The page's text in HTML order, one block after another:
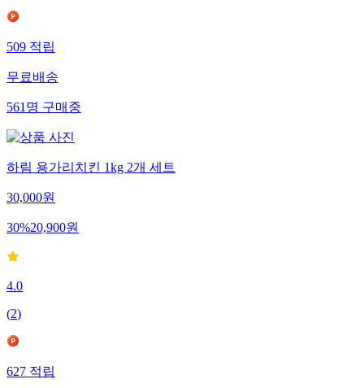
509적립
무료배송
561명구매중
하림 용가리치킨 1kg 2개 세트
30,000원
30%20,900원
4.0
(2)
627적립